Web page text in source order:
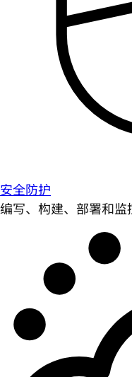
安全防护
编写、构建、部署和监